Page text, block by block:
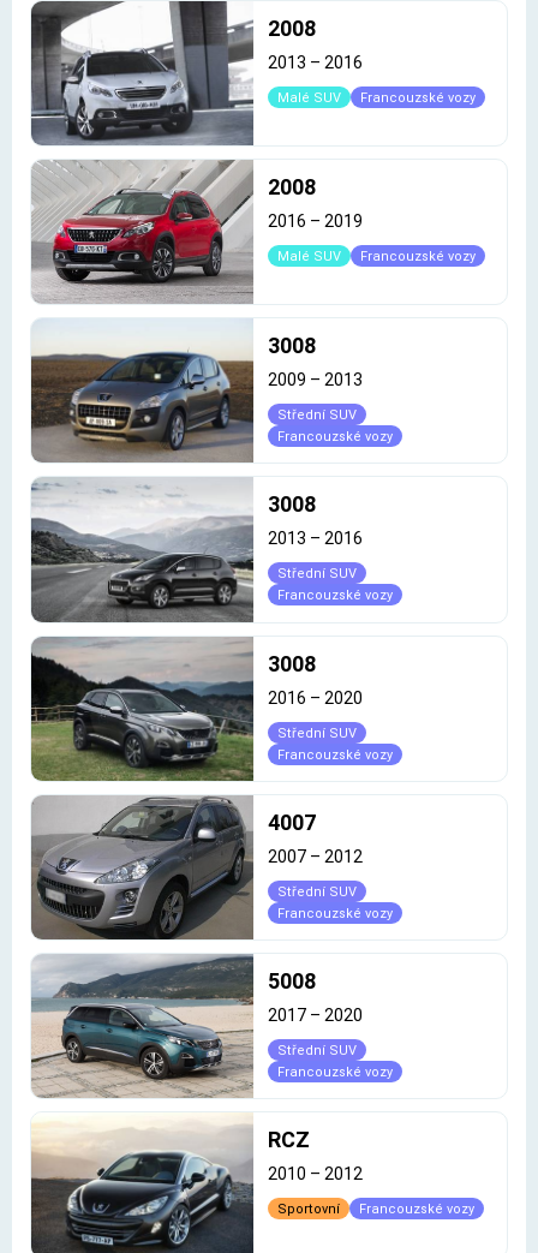
2008
2013 – 2016
Malé SUV Francouzské vozy
2008
2016 – 2019
Malé SUV Francouzské vozy
3008
2009 – 2013
Střední SUV
Francouzské vozy
3008
2013 – 2016
Střední SUV
Francouzské vozy
3008
2016 – 2020
Střední SUV
Francouzské vozy
4007
2007 – 2012
Střední SUV
Francouzské vozy
5008
2017 – 2020
Střední SUV
Francouzské vozy
RCZ
2010 – 2012
Sportovní Francouzské vozy